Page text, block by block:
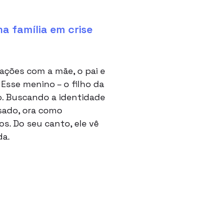
família em crise
com a mãe, o pai e
menino – o filho da
Buscando a identidade
ora como
Do seu canto, ele vê